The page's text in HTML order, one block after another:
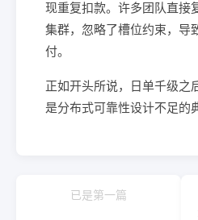
现重复扣款。许多团队直接
集群，忽略了槽位约束，导
付。
正如开头所说，日单千级之
是分布式可靠性设计不足的
已是第一篇